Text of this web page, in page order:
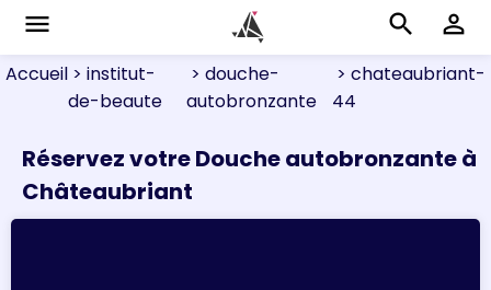
menu search perm_identity
Accueil > institut-
de-beaute
> douche-
autobronzante
> chateaubriant-
44
Réservez votre Douche autobronzante à
Châteaubriant